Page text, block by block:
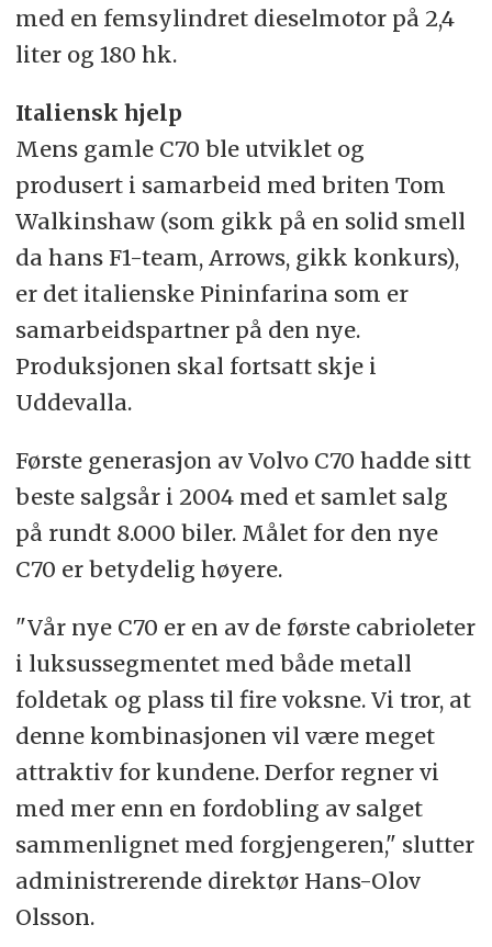
med en femsylindret dieselmotor på 2,4
liter og 180 hk.
Italiensk hjelp
Mens gamle C70 ble utviklet og
produsert i samarbeid med briten Tom
Walkinshaw (som gikk på en solid smell
da hans F1-team, Arrows, gikk konkurs),
er det italienske Pininfarina som er
samarbeidspartner på den nye.
Produksjonen skal fortsatt skje i
Uddevalla.
Første generasjon av Volvo C70 hadde sitt
beste salgsår i 2004 med et samlet salg
på rundt 8.000 biler. Målet for den nye
C70 er betydelig høyere.
"Vår nye C70 er en av de første cabrioleter
i luksussegmentet med både metall
foldetak og plass til fire voksne. Vi tror, at
denne kombinasjonen vil være meget
attraktiv for kundene. Derfor regner vi
med mer enn en fordobling av salget
sammenlignet med forgjengeren," slutter
administrerende direktør Hans-Olov
Olsson.